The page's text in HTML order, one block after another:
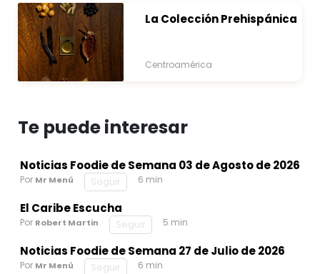
La Colección Prehispánica
Centroamérica
Te puede interesar
Noticias Foodie de Semana 03 de Agosto de 2026
Por Mr Menú Seguir 6 min
El Caribe Escucha
Por Robert Martin Seguir 5 min
Noticias Foodie de Semana 27 de Julio de 2026
Por Mr Menú Seguir 6 min